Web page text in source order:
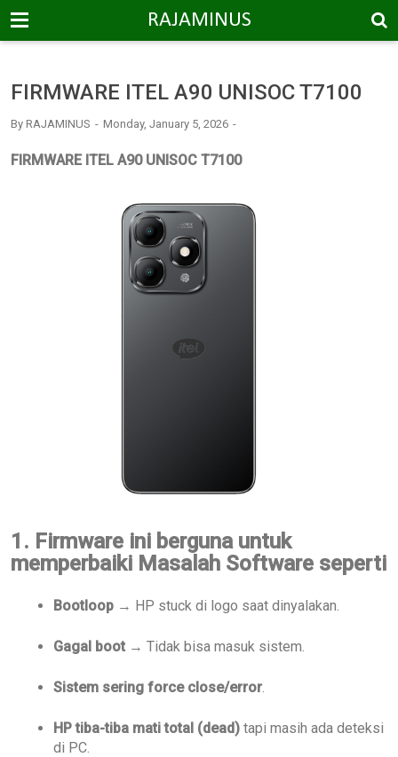
-->
RAJAMINUS
FIRMWARE ITEL A90 UNISOC T7100
By RAJAMINUS Monday, January 5, 2026
FIRMWARE ITEL A90 UNISOC T7100
1. Firmware ini berguna untuk
memperbaiki Masalah Software seperti
Bootloop → HP stuck di logo saat dinyalakan.
Gagal boot → Tidak bisa masuk sistem.
Sistem sering force close/error
HP tiba-tiba mati total (dead) tapi masih ada deteksi
di PC.